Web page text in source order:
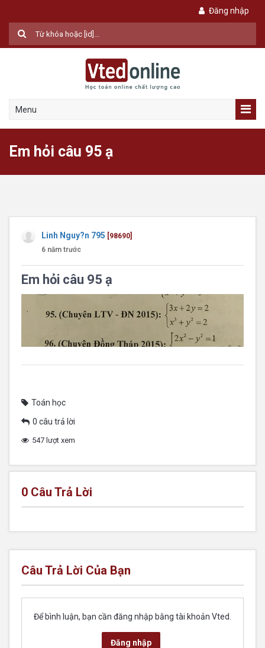
Đăng nhập
Menu
Em hỏi câu 95 ạ
Linh Nguy?n 795
[98690]
6 năm trước
Em hỏi câu 95 ạ
Toán học
0 câu trả lời
547 lượt xem
0 Câu Trả Lời
Câu Trả Lời Của Bạn
Để bình luận, bạn cần đăng nhập bằng tài khoản Vted.
Đăng nhập